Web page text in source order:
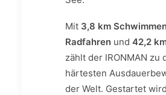
Mit 3,8 km
Radfahren und 42,2
zählt der IRONMAN zu
härtesten
der Welt. Gestartet